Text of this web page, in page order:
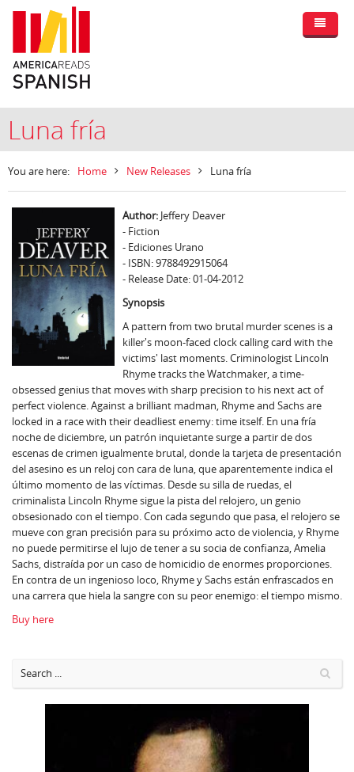
Luna fría
You are here: Home New Releases Luna fría
Author: Jeffery Deaver
- Fiction
- Ediciones Urano
- ISBN: 9788492915064
- Release Date: 01-04-2012
Synopsis
A pattern from two brutal murder scenes is a
killer's moon-faced clock calling card with the
victims' last moments. Criminologist Lincoln
Rhyme tracks the Watchmaker, a time-
obsessed genius that moves with sharp precision to his next act of
perfect violence. Against a brilliant madman, Rhyme and Sachs are
locked in a race with their deadliest enemy: time itself. En una fría
noche de diciembre, un patrón inquietante surge a partir de dos
escenas de crimen igualmente brutal, donde la tarjeta de presentación
del asesino es un reloj con cara de luna, que aparentemente indica el
último momento de las víctimas. Desde su silla de ruedas, el
criminalista Lincoln Rhyme sigue la pista del relojero, un genio
obsesionado con el tiempo. Con cada segundo que pasa, el relojero se
mueve con gran precisión para su próximo acto de violencia, y Rhyme
no puede permitirse el lujo de tener a su socia de confianza, Amelia
Sachs, distraída por un caso de homicidio de enormes proporciones.
En contra de un ingenioso loco, Rhyme y Sachs están enfrascados en
una carrera que hiela la sangre con su peor enemigo: el tiempo mismo.
Buy here